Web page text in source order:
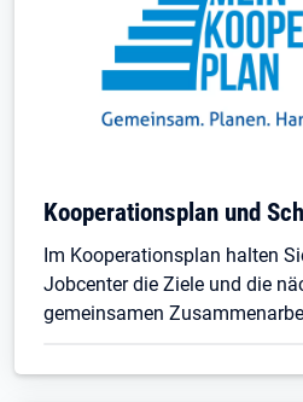
Kooperationsplan und
Im Kooperationsplan halten
Jobcenter die Ziele und die
gemeinsamen